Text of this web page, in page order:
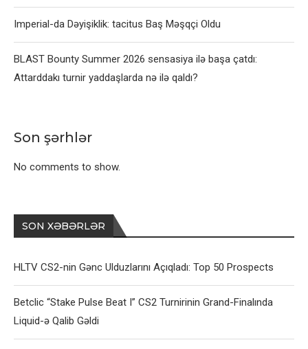
Imperial-da Dəyişiklik: tacitus Baş Məşqçi Oldu
BLAST Bounty Summer 2026 sensasiya ilə başa çatdı:
Attarddakı turnir yaddaşlarda nə ilə qaldı?
Son şərhlər
No comments to show.
SON XƏBƏRLƏR
HLTV CS2-nin Gənc Ulduzlarını Açıqladı: Top 50 Prospects
Betclic “Stake Pulse Beat I” CS2 Turnirinin Grand-Finalında
Liquid-ə Qalib Gəldi